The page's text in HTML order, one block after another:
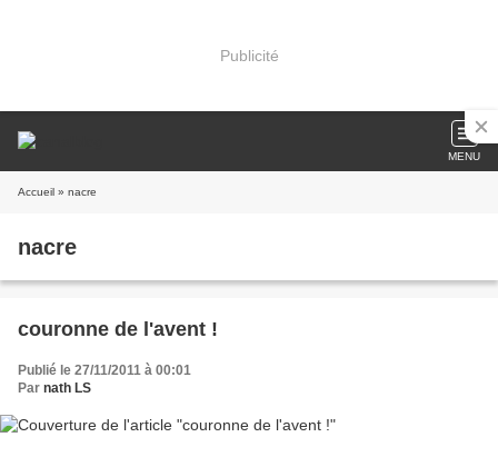
Publicité
MENU
Accueil » nacre
nacre
couronne de l'avent !
Publié le 27/11/2011 à 00:01
Par nath LS